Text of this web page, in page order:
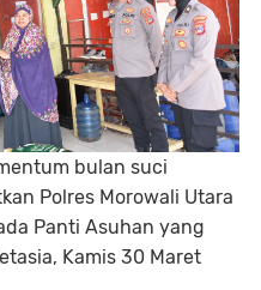
bulan suci
Polres Morowali Utara
Panti Asuhan yang
Kamis 30 Maret